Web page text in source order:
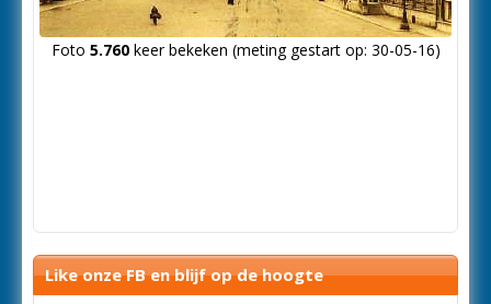
Foto 5.760keer bekeken (meting gestart op: 30-05-16)
Like onze FB en blijf op de hoogte